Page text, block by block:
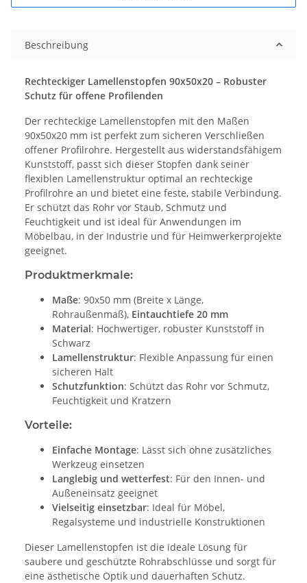
Beschreibung
Rechteckiger Lamellenstopfen 90x50x20 – Robuster
Schutz für offene Profilenden
Der rechteckige Lamellenstopfen mit den Maßen
90x50x20 mm ist perfekt zum sicheren Verschließen
offener Profilrohre. Hergestellt aus widerstandsfähigem
Kunststoff, passt sich dieser Stopfen dank seiner
flexiblen Lamellenstruktur optimal an rechteckige
Profilrohre an und bietet eine feste, stabile Verbindung.
Er schützt das Rohr vor Staub, Schmutz und
Feuchtigkeit und ist ideal für Anwendungen im
Möbelbau, in der Industrie und für Heimwerkerprojekte
geeignet.
Produktmerkmale:
Maße: 90x50 mm (Breite x Länge,
Rohraußenmaß), Eintauchtiefe 20 mm
Material: Hochwertiger, robuster Kunststoff in
Schwarz
Lamellenstruktur: Flexible Anpassung für einen
sicheren Halt
Schutzfunktion: Schützt das Rohr vor Schmutz,
Feuchtigkeit und Kratzern
Vorteile:
Einfache Montage: Lässt sich ohne zusätzliches
Werkzeug einsetzen
Langlebig und wetterfest: Für den Innen- und
Außeneinsatz geeignet
Vielseitig einsetzbar: Ideal für Möbel,
Regalsysteme und industrielle Konstruktionen
Dieser Lamellenstopfen ist die ideale Lösung für
saubere und geschützte Rohrabschlüsse und sorgt für
eine ästhetische Optik und dauerhaften Schutz.